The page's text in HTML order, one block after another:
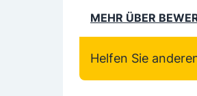
MEHR ÜBER
Helfen Sie